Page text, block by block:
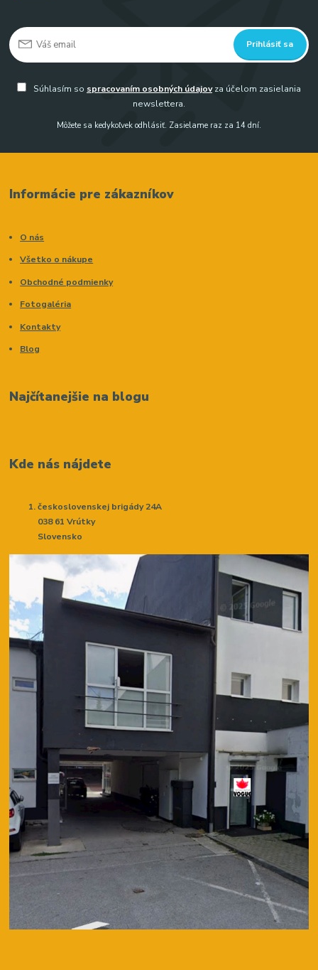
Prihlásiť sa
Súhlasím so spracovaním osobných údajovza účelom zasielania
newslettera.
Môžete sa kedykoľvek odhlásiť. Zasielame raz za 14 dní.
Informácie pre zákazníkov
O nás
Všetko o nákupe
Obchodné podmienky
Fotogaléria
Kontakty
Blog
Najčítanejšie na blogu
Kde nás nájdete
československej brigády 24A
038 61 Vrútky
Slovensko